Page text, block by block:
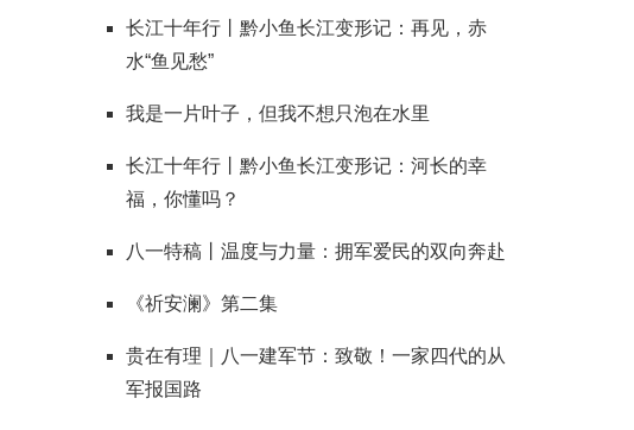
长江十年行丨黔小鱼长江变形记：再见，赤
水“鱼见愁”
我是一片叶子，但我不想只泡在水里
长江十年行丨黔小鱼长江变形记：河长的幸
福，你懂吗？
八一特稿丨温度与力量：拥军爱民的双向奔赴
《祈安澜》第二集
贵在有理｜八一建军节：致敬！一家四代的从
军报国路